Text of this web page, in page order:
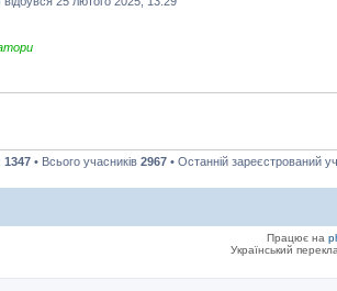
1347 • Всього учасників 2967 • Останній зареєстрований
Працює на
Український